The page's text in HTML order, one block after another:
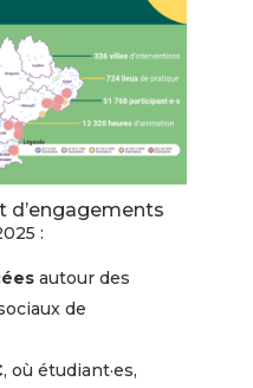
d’engagements
:
autour des
de
, où étudiant·es,